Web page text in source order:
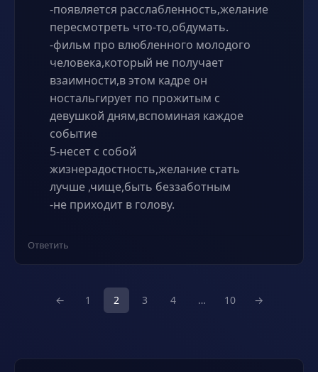
-появляется расслабленность,желание
пересмотреть что-то,обдумать.
-фильм про влюбленного молодого
человека,который не получает
взаимности,в этом кадре он
ностальгирует по прожитым с
девушкой дням,вспоминая каждое
событие
5-несет с собой
жизнерадостность,желание стать
лучше ,чище,быть беззаботным
-не приходит в голову.
Ответить
← 1 2 3 4 … 10 →